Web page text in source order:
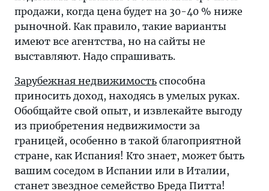
продажи, когда цена будет на 30-40 % ниже
рыночной. Как правило, такие варианты
имеют все агентства, но на сайты не
выставляют. Надо спрашивать.
Зарубежная недвижимость способна
приносить доход, находясь в умелых руках.
Обобщайте свой опыт, и извлекайте выгоду
из приобретения недвижимости за
границей, особенно в такой благоприятной
стране, как Испания! Кто знает, может быть
вашим соседом в Испании или в Италии,
станет звездное семейство Бреда Питта!